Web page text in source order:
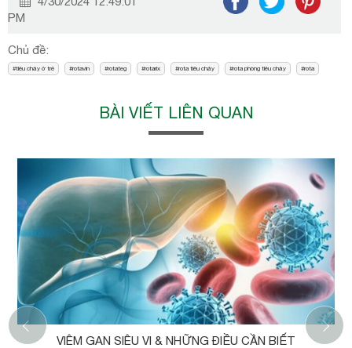
PM
Chủ đề:
tiêu chảy ở trẻ rotavin rotateg rotarix rota tiêu chảy rota phòng tiêu chảy rota
BÀI VIẾT LIÊN QUAN
‹
VIÊM GAN SIÊU VI & NHỮNG ĐIỀU CẦN BIẾT